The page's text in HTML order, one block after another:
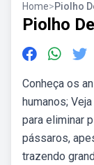
Home>Piolho
Piolho
Conheça os
humanos;
para eliminar
pássaros,
trazendo